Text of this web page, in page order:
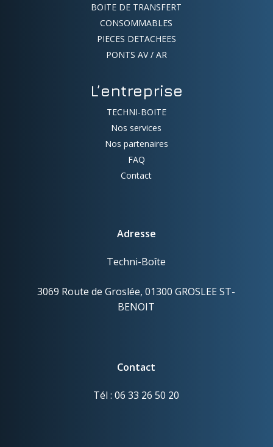
BOITE DE TRANSFERT
CONSOMMABLES
PIECES DETACHEES
PONTS AV / AR
L’entreprise
TECHNI-BOITE
Nos services
Nos partenaires
FAQ
Contact
Adresse
Techni-Boîte
3069 Route de Groslée, 01300 GROSLEE ST-
BENOIT
Contact
Tél : 06 33 26 50 20